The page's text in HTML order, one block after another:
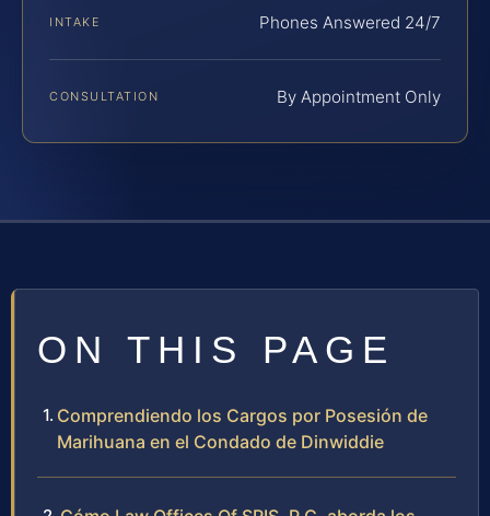
INTAKE Phones Answered 24/7
CONSULTATION By Appointment Only
ON THIS PAGE
Comprendiendo los Cargos por Posesión de
Marihuana en el Condado de Dinwiddie